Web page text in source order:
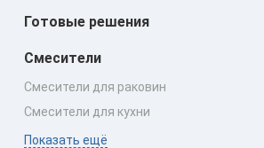
Готовые решения
Смесители
Смесители для раковин
Смесители для кухни
Показать ещё